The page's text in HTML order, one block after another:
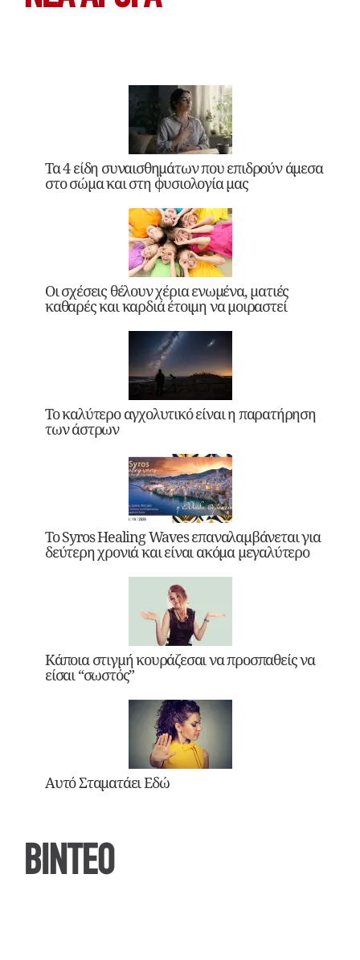
Τα 4 είδη συναισθημάτων που επιδρούν άμεσα
στο σώμα και στη φυσιολογία μας
Οι σχέσεις θέλουν χέρια ενωμένα, ματιές
καθαρές και καρδιά έτοιμη να μοιραστεί
Το καλύτερο αγχολυτικό είναι η παρατήρηση
των άστρων
Το Syros Healing Waves επαναλαμβάνεται για
δεύτερη χρονιά και είναι ακόμα μεγαλύτερο
Κάποια στιγμή κουράζεσαι να προσπαθείς να
είσαι “σωστός”
Αυτό Σταματάει Εδώ
ΒΙΝΤΕΟ